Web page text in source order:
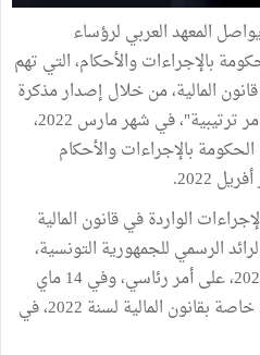
المعهد العربي لرؤساء
بالإجراءات والأحكام، التي تهم
المالية، من خلال إصدار مذكرة
تحت عنوان "قانون مالية دون أوامر ترتيبية"، في شهر مارس 2022،
بالإجراءات والأحكام
2022.
الإجراءات الواردة في قانون المالية
بالرائد الرسمي للجمهورية التونسية،
رغم المصادقة بتاريخ 14 أفريل 2022، على أمر رئاسي، وفي 14 ماي
2022، على 3 أوامر رئاسية أخرى، خاصة بقانون المالية لسنة 2022، في